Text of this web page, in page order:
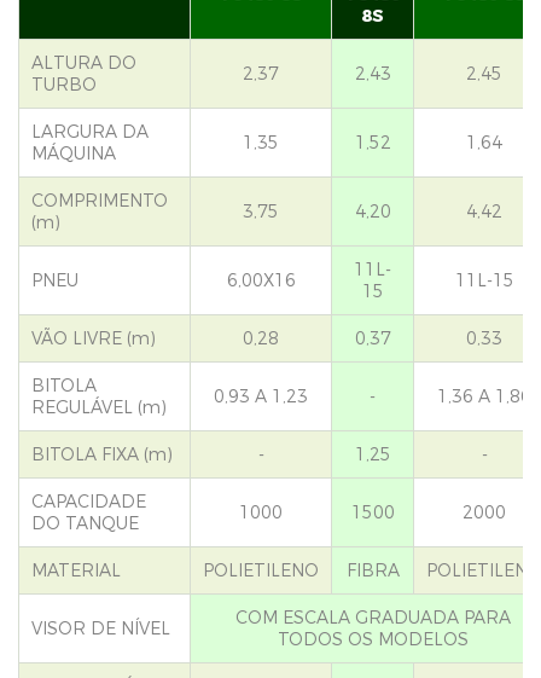
8S
ALTURA DO
TURBO
2,37 2,43 2,45
LARGURA DA
MÁQUINA
1,35 1,52 1,64
COMPRIMENTO
(m)
3,75 4,20 4,42
PNEU 6,00X16
11L-
15
11L-15
VÃO LIVRE (m) 0,28 0,37 0,33
BITOLA
REGULÁVEL (m)
0,93 A 1,23 - 1,36 A 1,86
BITOLA FIXA (m) - 1,25 -
CAPACIDADE
DO TANQUE
1000 1500 2000
MATERIAL POLIETILENO FIBRA POLIETILENO
VISOR DE NÍVEL
COM ESCALA GRADUADA PARA
TODOS OS MODELOS